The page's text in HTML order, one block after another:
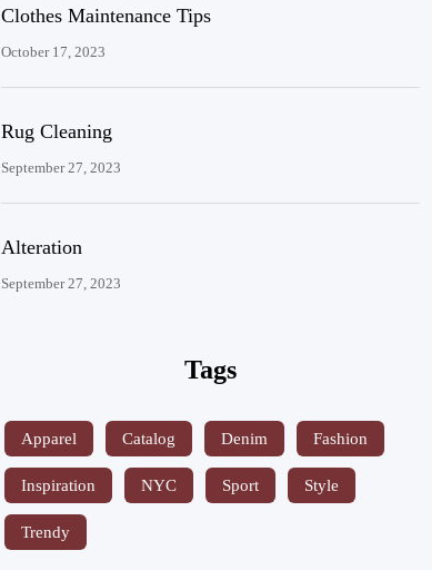
Clothes Maintenance Tips
October 17, 2023
Rug Cleaning
September 27, 2023
Alteration
September 27, 2023
Tags
Apparel Catalog Denim Fashion
Inspiration NYC Sport Style
Trendy